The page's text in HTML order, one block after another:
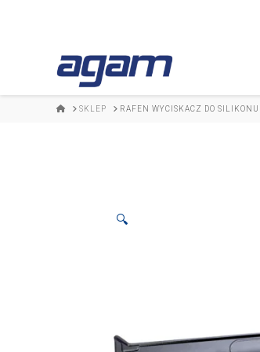
HOMESKLEP RAFEN WYCISKACZ DO SILIKONU
🔍